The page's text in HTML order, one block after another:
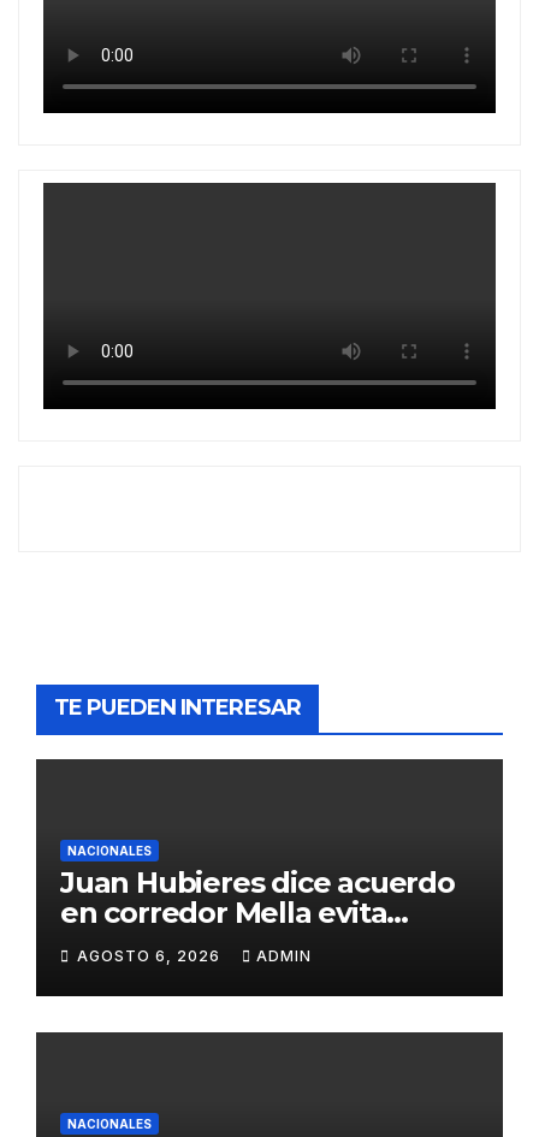
TE PUEDEN INTERESAR
NACIONALES
Juan Hubieres dice acuerdo
en corredor Mella evita
conflictos innecesarios
AGOSTO 6, 2026 ADMIN
NACIONALES